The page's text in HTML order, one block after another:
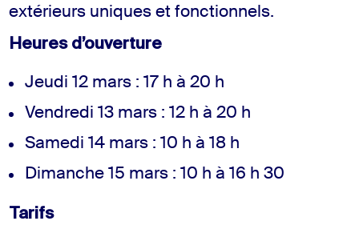
extérieurs uniques et fonctionnels.
Heures d’ouverture
Jeudi 12 mars : 17 h à 20 h
Vendredi 13 mars : 12 h à 20 h
Samedi 14 mars : 10 h à 18 h
Dimanche 15 mars : 10 h à 16 h 30
Tarifs